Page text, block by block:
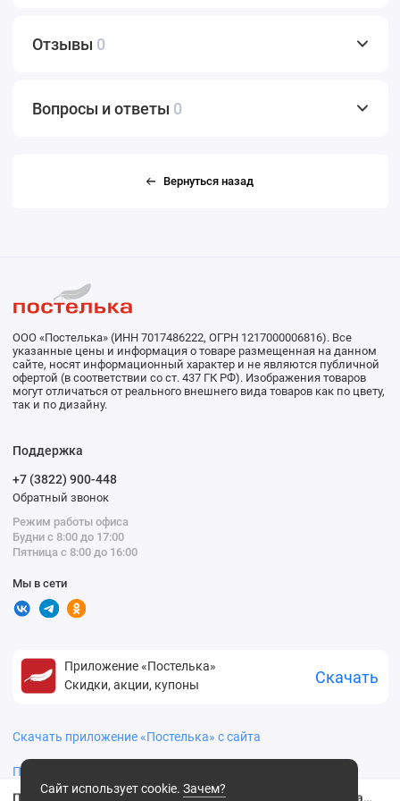
Отзывы 0
Вопросы и ответы 0
Вернуться назад
Сайт использует cookie. Зачем?
ООО «Постелька» (ИНН 7017486222, ОГРН 1217000006816). Все
указанные цены и информация о товаре размещенная на данном
сайте, носят информационный характер и не являются публичной
офертой (в соответствии со ст. 437 ГК РФ). Изображения товаров
могут отличаться от реального внешнего вида товаров как по цвету,
так и по дизайну.
Поддержка
+7 (3822) 900-448
Обратный звонок
Режим работы офиса
Будни с 8:00 до 17:00
Пятница с 8:00 до 16:00
Мы в сети
Приложение «Постелька»
Скидки, акции, купоны
Скачать
Скачать приложение «Постелька» с сайта
Политика конфиденциальности